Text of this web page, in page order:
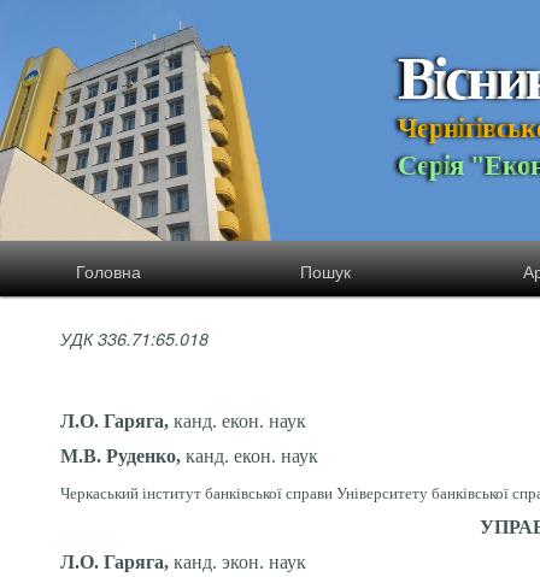
Вісни
Чернігівськ
Серія "Еко
Головна Пошук
УДК 336.71:65.018
Л.О. Гаряга, канд. екон. наук
М.В. Руденко, канд. екон. наук
Черкаський інститут банківської справи Університету банківської
Л.О. Гаряга, канд. экон. наук